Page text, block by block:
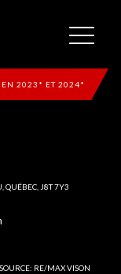
EN 2023* ET 2024*
QUÉBEC, J8T 7Y3
RE/MAX VISON